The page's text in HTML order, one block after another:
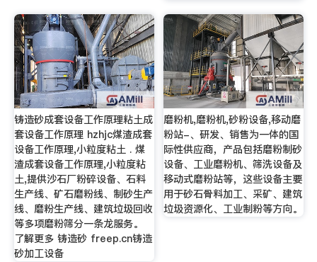
铸造砂成套设备工作原理粘土成
套设备工作原理 hzhjc煤渣成套
设备工作原理,小粒度粘土 . 煤
渣成套设备工作原理,小粒度粘
土,提供沙石厂粉碎设备、石料
生产线、矿石磨粉线、制砂生产
线、磨粉生产线、建筑垃圾回收
等多项磨粉筛分一条龙服务。
了解更多 铸造砂 freep.cn铸造
砂加工设备
磨粉机,磨粉机,砂粉设备,移动磨
粉站-、研发、销售为一体的国
际性供应商，产品包括磨粉制砂
设备、工业磨粉机、筛洗设备及
移动式磨粉站等，这些设备主要
用于砂石骨料加工、采矿、建筑
垃圾资源化、工业制粉等方向。